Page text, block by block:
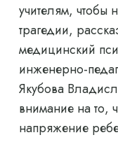
учителям, чтобы
трагедии,
медицинский
инженерно-
Якубова
внимание на то,
напряжение